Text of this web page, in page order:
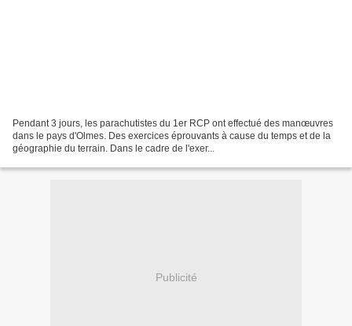
Pendant 3 jours, les parachutistes du 1er RCP ont effectué des manœuvres
dans le pays d'Olmes. Des exercices éprouvants à cause du temps et de la
géographie du terrain. Dans le cadre de l'exer...
Publicité